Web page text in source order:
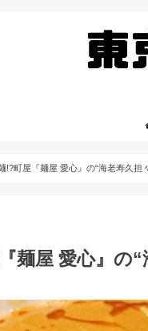
!?町屋『麺屋 愛心』の“海老寿久担
麺屋 愛心』の